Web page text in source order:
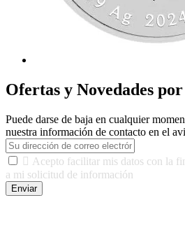
Ofertas y Novedades
Puede darse de baja en cualquier
nuestra información de contacto en el
 Acepto facilitar mis datos con la
a mi solicitud de información
Enviar